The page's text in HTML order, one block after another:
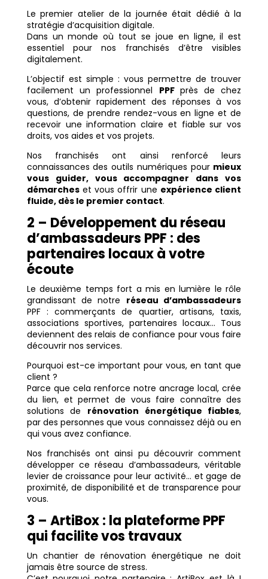
Le premier atelier de la journée était dédié à la
stratégie d’acquisition digitale.
Dans un monde où tout se joue en ligne, il est
essentiel pour nos franchisés d’être visibles
digitalement.
L’objectif est simple : vous permettre de trouver
facilement un professionnel PPF près de chez
vous, d’obtenir rapidement des réponses à vos
questions, de prendre rendez-vous en ligne et de
recevoir une information claire et fiable sur vos
droits, vos aides et vos projets.
Nos franchisés ont ainsi renforcé leurs
connaissances des outils numériques pour mieux
vous guider, vous accompagner dans vos
démarcheset vous offrir une expérience client
fluide, dès le premier contact.
2 – Développement du réseau
d’ambassadeurs PPF : des
partenaires locaux à votre
écoute
Le deuxième temps fort a mis en lumière le rôle
grandissant de notre réseau d’ambassadeurs
PPF : commerçants de quartier, artisans, taxis,
associations sportives, partenaires locaux… Tous
deviennent des relais de confiance pour vous faire
découvrir nos services.
Pourquoi est-ce important pour vous, en tant que
client ?
Parce que cela renforce notre ancrage local, crée
du lien, et permet de vous faire connaître des
solutions de rénovation énergétique fiables,
par des personnes que vous connaissez déjà ou en
qui vous avez confiance.
Nos franchisés ont ainsi pu découvrir comment
développer ce réseau d’ambassadeurs, véritable
levier de croissance pour leur activité… et gage de
proximité, de disponibilité et de transparence pour
vous.
3 – ArtiBox : la plateforme PPF
qui facilite vos travaux
Un chantier de rénovation énergétique ne doit
jamais être source de stress.